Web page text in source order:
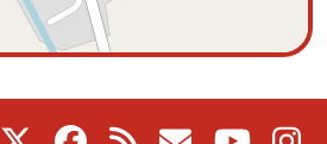
Facebook
RSS E-Mail Youtube